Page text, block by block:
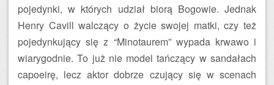
pojedynki, w których udział biorą Bogowie. Jednak
Henry Cavill walczący o życie swojej matki, czy też
pojedynkujący się z “Minotaurem” wypada krwawo i
wiarygodnie. To już nie model tańczący w sandałach
capoeirę, lecz aktor dobrze czujący się w scenach